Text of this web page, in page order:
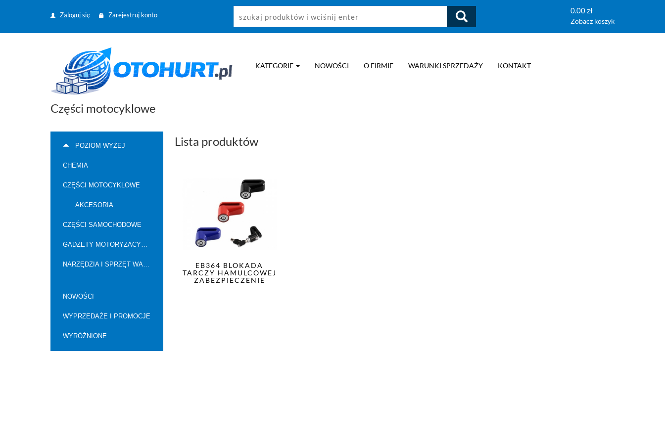
Zaloguj się Zarejestruj konto 0.00 zł
Zobacz koszyk
KATEGORIE NOWOŚCI O FIRMIE WARUNKI SPRZEDAŻY KONTAKT
Części motocyklowe
POZIOM WYŻEJ
CHEMIA
CZĘŚCI MOTOCYKLOWE
AKCESORIA
CZĘŚCI SAMOCHODOWE
GADŻETY MOTORYZACYJNE
NARZĘDZIA I SPRZĘT WARSZTATOWY
NOWOŚCI
WYPRZEDAŻE I PROMOCJE
WYRÓŻNIONE
Lista produktów
EB364 BLOKADA
TARCZY HAMULCOWEJ
ZABEZPIECZENIE